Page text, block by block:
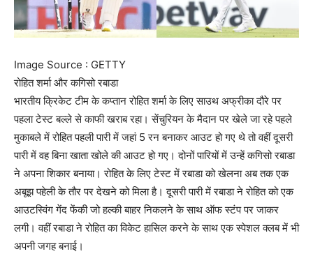
Image Source : GETTY
रोहित शर्मा और कगिसो रबाडा
भारतीय क्रिकेट टीम के कप्तान रोहित शर्मा के लिए साउथ अफ्रीका दौरे पर
पहला टेस्ट बल्ले से काफी खराब रहा। सेंचुरियन के मैदान पर खेले जा रहे पहले
मुकाबले में रोहित पहली पारी में जहां 5 रन बनाकर आउट हो गए थे तो वहीं दूसरी
पारी में वह बिना खाता खोले की आउट हो गए। दोनों पारियों में उन्हें कगिसो रबाडा
ने अपना शिकार बनाया। रोहित के लिए टेस्ट में रबाडा को खेलना अब तक एक
अबूझ पहेली के तौर पर देखने को मिला है। दूसरी पारी में रबाडा ने रोहित को एक
आउटस्विंग गेंद फेंकी जो हल्की बाहर निकलने के साथ ऑफ स्टंप पर जाकर
लगी। वहीं रबाडा ने रोहित का विकेट हासिल करने के साथ एक स्पेशल क्लब में भी
अपनी जगह बनाई।